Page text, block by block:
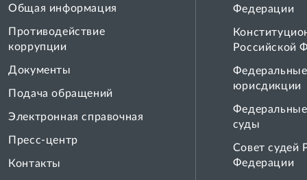
Общая информация
Противодействие
коррупции
Документы
Подача обращений
Электронная справочная
Пресс-центр
Контакты
Федерации
Российской
юрисдикции
суды
Совет cудей
Федерации